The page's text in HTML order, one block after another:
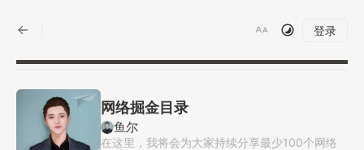
登录
网络掘金目录
鱼尔
在这里，我将会为大家持续分享最少100个网络